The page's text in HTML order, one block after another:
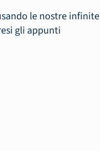
le nostre infinite
gli appunti